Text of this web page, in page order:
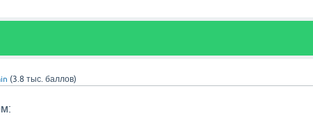
(3.8 тыс. баллов)